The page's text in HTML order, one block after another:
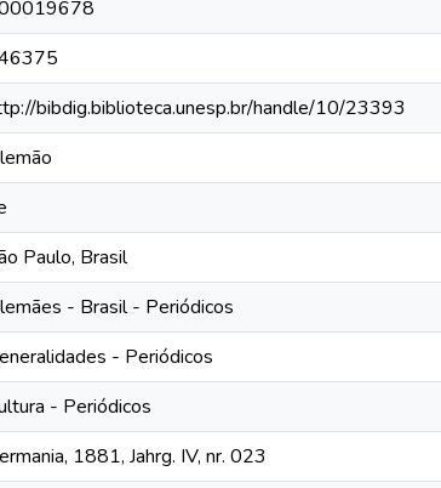
bibdig.biblioteca.unesp.br/handle/10/23393
Paulo, Brasil
- Brasil - Periódicos
- Periódicos
- Periódicos
1881, Jahrg. IV, nr. 023